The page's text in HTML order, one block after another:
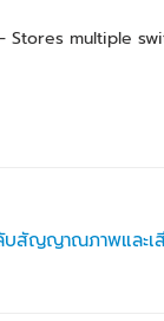
Stores multiple
สัญญาณภาพและเ